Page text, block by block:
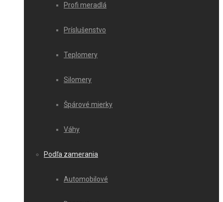
Profi meradlá
Príslušenstvo
Teplomery
Silomery
Špárové mierky
Váhy
Podľa zamerania
Automobilové